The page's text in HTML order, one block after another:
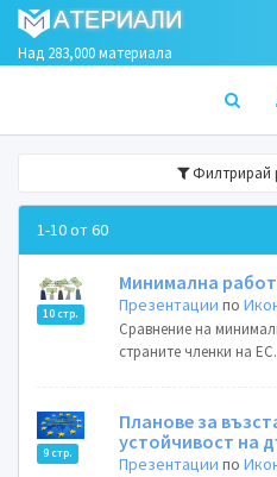
Над 283,000 материала
Филтрирай
1-10 от 60
10 стр.
Минимална
Презентации по
Сравнение на
страните членки на
9 стр.
Планове за
устойчивост на
Презентации по